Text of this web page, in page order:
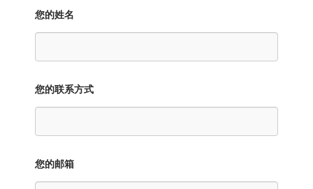
您的姓名
您的联系方式
您的邮箱